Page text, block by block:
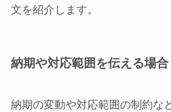
文を紹介します。
納期や対応範囲を伝える場合
納期の変動や対応範囲の制約な